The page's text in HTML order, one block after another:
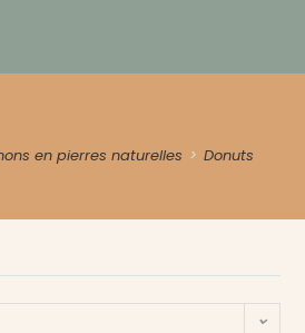
en pierres naturelles > Donuts